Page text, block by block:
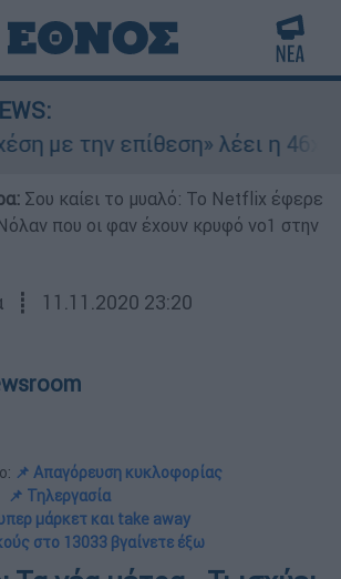
την επίθεση» λέει η 46χρονη
Σου καίει το μυαλό: Το Netflix έφερε
που οι φαν έχουν κρυφό νο1 στην
┋ 11.11.2020 23:20
📌 Απαγόρευση κυκλοφορίας
📌 Τηλεργασία
μάρκετ και take away
στο 13033 βγαίνετε έξω